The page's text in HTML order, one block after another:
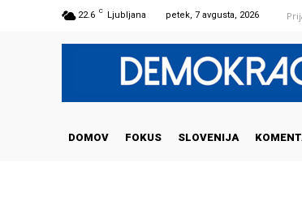
22.6 C Ljubljana petek, 7 avgusta, 2026
DOMOV FOKUS SLOVENIJA